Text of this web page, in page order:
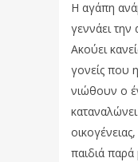
Η αγάπη
γεννάει την
Ακούει
γονείς που
νιώθουν ο
παιδιά παρά